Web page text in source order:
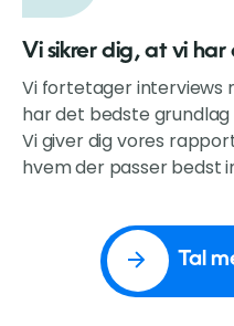
Vi sikrer dig, at vi
Vi fortetager interviews
har det bedste
Vi giver dig vores
hvem der passer bedst
Tal